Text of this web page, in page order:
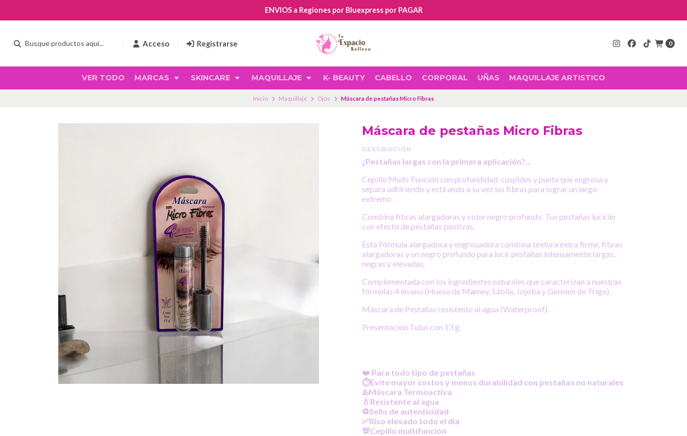
Acceso Registrarse 0
VER TODO MARCAS SKINCARE MAQUILLAJE K- BEAUTY CABELLO CORPORAL UÑAS MAQUILLAJE ARTISTICO
ENVIOS a Regiones por Bluexpress por PAGAR
Inicio Maquillaje Ojos Máscara de pestañas Micro Fibras
Máscara de pestañas Micro Fibras
DESCRIPCIÓN
¿Pestañas largas con la primera aplicación?...
Cepillo Multi-Función con profundidad, cúspides y punta que engrosa y
separa adhiriendo y estirando a su vez las fibras para lograr un largo
extremo.
Combina fibras alargadoras y color negro profundo. Tus pestañas lucirán
con efecto de pestañas postizas.
Esta Fórmula alargadora y engrosadora combina textura extra firme, fibras
alargadoras y un negro profundo para lucir pestañas intensamente largas,
negras y elevadas.
Complementada con los ingredientes naturales que caracterizan a nuestras
fórmulas 4 en uno (Hueso de Mamey, Sábila, Jojoba y Germen de Trigo).
Máscara de Pestañas resistente al agua (Waterproof).
Presentación Tubo con 13 g.
❤️ Para todo tipo de pestañas
⏱️Evite mayor costos y menos durabilidad con pestañas no naturales
♨️Máscara Termoactiva
💧Resistente al agua
♻️Sello de autenticidad
✅Riso elevado todo el día
💯Cepillo multifunción